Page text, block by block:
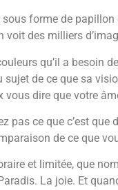
forme de
voit des milliers
qu’il a besoin
de ce que sa
vous dire que votre
pas ce que c’est
de ce que
et limitée, que
La joie. Et